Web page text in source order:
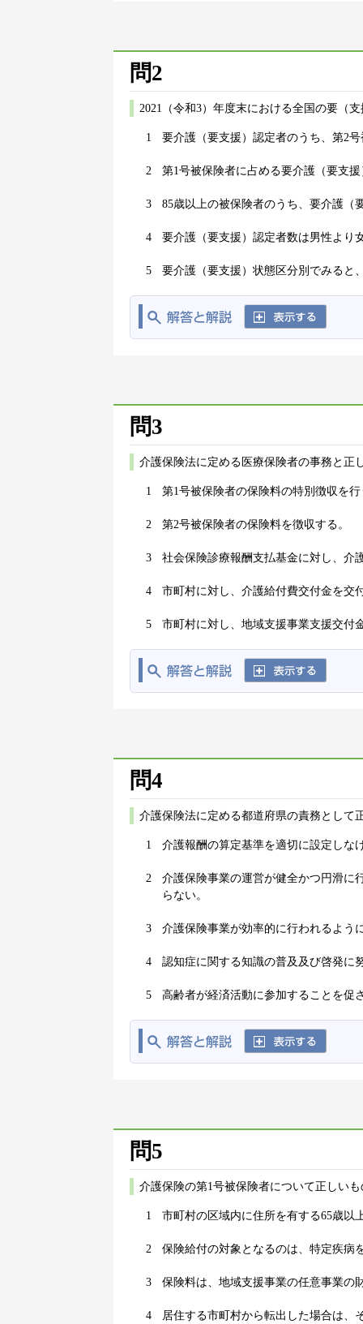
問2
2021（令和3）年度末における全国の要（
1 要介護（要支援）認定者のうち、第2
2 第1号被保険者に占める要介護（要支
3 85歳以上の被保険者のうち、要介護（
4 要介護（要支援）認定者数は男性より
5 要介護（要支援）状態区分別でみると
問3
介護保険法に定める医療保険者の事務と正
1 第1号被保険者の保険料の特別徴収を行
2 第2号被保険者の保険料を徴収する。
3 社会保険診療報酬支払基金に対し、介
4 市町村に対し、介護給付費交付金を交
5 市町村に対し、地域支援事業支援交付
問4
介護保険法に定める都道府県の責務として
1 介護報酬の算定基準を適切に設定しな
2
介護保険事業の運営が健全かつ円滑に
らない。
3 介護保険事業が効率的に行われるよう
4 認知症に関する知識の普及及び啓発に
5 高齢者が経済活動に参加することを促
問5
介護保険の第1号被保険者について正しい
1 市町村の区域内に住所を有する65歳以
2 保険給付の対象となるのは、特定疾病
3 保険料は、地域支援事業の任意事業の
4 居住する市町村から転出した場合は、